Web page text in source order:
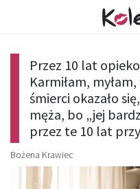
Przez 10 lat
Karmiłam,
śmierci okazało
męża, bo „jej
przez te 10 lat
Bożena Krawiec